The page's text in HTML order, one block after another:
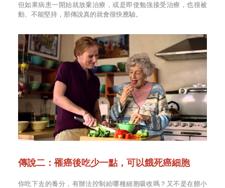
但如果病患一開始就放棄治療，或是即使勉強接受治療，也很被
動、不能堅持，那傳說真的就會很快應驗。
傳說二：罹癌後吃少一點，可以餓死癌細胞
你吃下去的養分，有辦法控制給哪種細胞吸收嗎？又不是在餵小